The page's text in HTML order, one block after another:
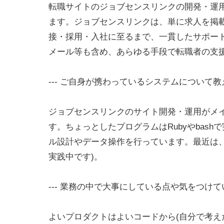
転職サイトのジョブセンスリンクの開発・運
ます。ジョブセンスリンクは、単に求人を
接・採用・入社に至るまで、一貫したサポー
メール等も含め、あらゆる手段で転職者の支
--- ご自身が携わっているシステムについて
ジョブセンスリンクのサイト開発・運用が
す。ちょっとしたプログラムはRubyやbash
ル設計やデータ操作を行っています。最近は
実践中です)。
--- 業務の中で大事にしている点や気をつけ
よいプロダクトはよいコードから(自分で考